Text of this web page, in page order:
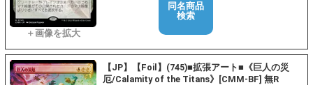
同名商品
検索
【JP】【Foil】(745)■拡張アート■《巨人の災
厄/Calamity of the Titans》[CMM-BF] 無R